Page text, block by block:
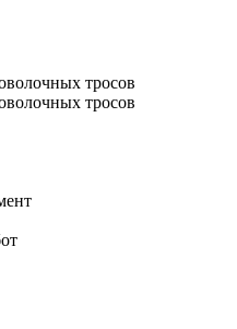
тросов
тросов